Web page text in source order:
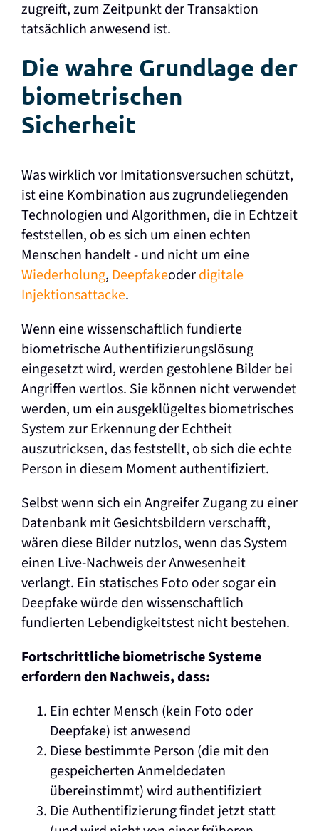
zugreift, zum Zeitpunkt der Transaktion
tatsächlich anwesend ist.
Die wahre Grundlage der
biometrischen
Sicherheit
Was wirklich vor Imitationsversuchen schützt,
ist eine Kombination aus zugrundeliegenden
Technologien und Algorithmen, die in Echtzeit
feststellen, ob es sich um einen echten
Menschen handelt - und nicht um eine
Wiederholung, Deepfakeoderdigitale
Injektionsattacke.
Wenn eine wissenschaftlich fundierte
biometrische Authentifizierungslösung
eingesetzt wird, werden gestohlene Bilder bei
Angriffen wertlos. Sie können nicht verwendet
werden, um ein ausgeklügeltes biometrisches
System zur Erkennung der Echtheit
auszutricksen, das feststellt, ob sich die echte
Person in diesem Moment authentifiziert.
Selbst wenn sich ein Angreifer Zugang zu einer
Datenbank mit Gesichtsbildern verschafft,
wären diese Bilder nutzlos, wenn das System
einen Live-Nachweis der Anwesenheit
verlangt. Ein statisches Foto oder sogar ein
Deepfake würde den wissenschaftlich
fundierten Lebendigkeitstest nicht bestehen.
Fortschrittliche biometrische Systeme
erfordern den Nachweis, dass:
Ein echter Mensch (kein Foto oder
Deepfake) ist anwesend
Diese bestimmte Person (die mit den
gespeicherten Anmeldedaten
übereinstimmt) wird authentifiziert
Die Authentifizierung findet jetzt statt